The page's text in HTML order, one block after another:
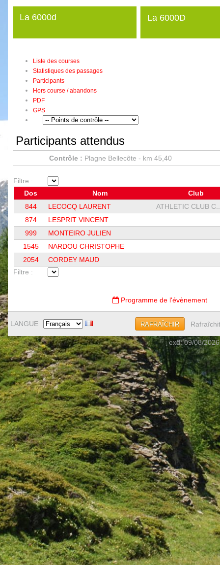
La 6000d La 6000D
Liste des courses
Statistiques des passages
Participants
Hors course / abandons
PDF
GPS
Participants attendus
Contrôle : Plagne Bellecôte - km 45,40
Filtre :
Dos
Nom
Club
844
LECOCQ LAURENT
ATHLETIC CLUB
874
LESPRIT VINCENT
999
MONTEIRO JULIEN
1545
NARDOU CHRISTOPHE
2054
CORDEY MAUD
Filtre :
Programme de l'évènement
LANGUE RAFRAÎCHIR
exd: 09/08/